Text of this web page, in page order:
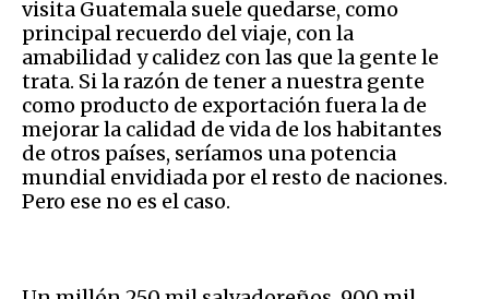
visita Guatemala suele quedarse, como
principal recuerdo del viaje, con la
amabilidad y calidez con las que la gente le
trata. Si la razón de tener a nuestra gente
como producto de exportación fuera la de
mejorar la calidad de vida de los habitantes
de otros países, seríamos una potencia
mundial envidiada por el resto de naciones.
Pero ese no es el caso.